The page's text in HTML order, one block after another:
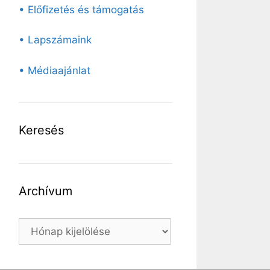
• Előfizetés és támogatás
• Lapszámaink
• Médiaajánlat
Keresés
Archívum
Archívum